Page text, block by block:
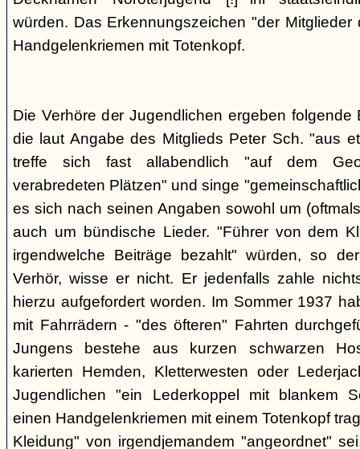
würden. Das Erkennungszeichen "der Mitglieder
Handgelenkriemen mit Totenkopf.
Die Verhöre der Jugendlichen ergeben folgende
die laut Angabe des Mitglieds Peter Sch. "aus
treffe sich fast allabendlich "auf dem
verabredeten Plätzen" und singe
es sich nach seinen Angaben sowohl um
auch um bündische Lieder. "Führer von dem
irgendwelche Beiträge bezahlt" würden, so
Verhör, wisse er nicht. Er jedenfalls zahle
hierzu aufgefordert worden. Im Sommer 1937
mit Fahrrädern - "des öfteren" Fahrten
Jungens bestehe aus kurzen schwarzen
karierten Hemden, Kletterwesten oder
Jugendlichen "ein Lederkoppel mit blankem
einen Handgelenkriemen mit einem Totenkopf
Kleidung" von irgendjemandem "angeordnet"